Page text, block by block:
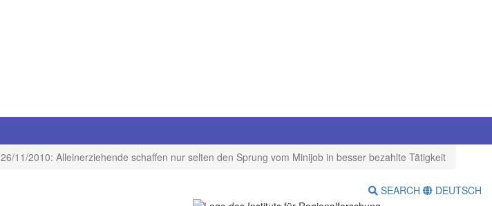
26/11/2010: Alleinerziehende schaffen nur selten den Sprung vom Minijob in besser bezahlte Tätigkeit
SEARCH DEUTSCH